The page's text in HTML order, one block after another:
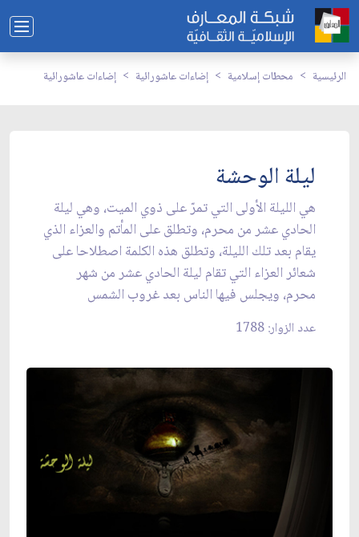
الرئيسية محطات إسلامية إضاءات عاشورائية إضاءات عاشورائية
ليلة الوحشة
هي الليلة الأولى التي تمرّ على ذوي الميت، وهي ليلة
الحادي عشر من محرم، وتطلق على المأتم والعزاء الذي
يقام بعد تلك الليلة، وتطلق هذه الكلمة اصطلاحا على
شعائر العزاء التي تقام ليلة الحادي عشر من شهر
محرم، ويجلس فيها الناس بعد غروب الشمس
عدد الزوار: 1788